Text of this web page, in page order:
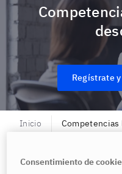
Competencias laborales PDF
Regístrate
Inicio Competencias
Consentimiento de